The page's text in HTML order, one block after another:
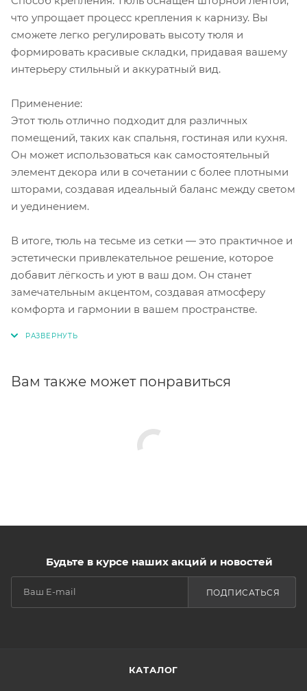
что упрощает процесс крепления к карнизу. Вы
сможете легко регулировать высоту тюля и
формировать красивые складки, придавая вашему
интерьеру стильный и аккуратный вид.
Применение:
Этот тюль отлично подходит для различных
помещений, таких как спальня, гостиная или кухня.
Он может использоваться как самостоятельный
элемент декора или в сочетании с более плотными
шторами, создавая идеальный баланс между светом
и уединением.
В итоге, тюль на тесьме из сетки — это практичное и
эстетически привлекательное решение, которое
добавит лёгкость и уют в ваш дом. Он станет
замечательным акцентом, создавая атмосферу
комфорта и гармонии в вашем пространстве.
Вам также может понравиться
Будьте в курсе наших акций и новостей
ПОДПИСАТЬСЯ
КАТАЛОГ